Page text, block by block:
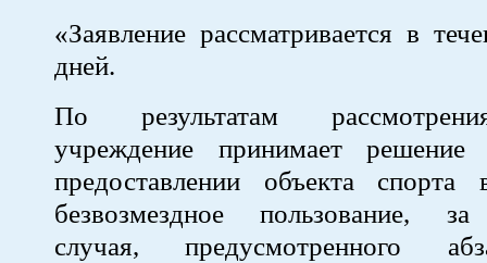
«Заявление рассматривается в
дней.
По результатам
учреждение принимает
предоставлении объекта
безвозмездное пользование,
случая, предусмотренного